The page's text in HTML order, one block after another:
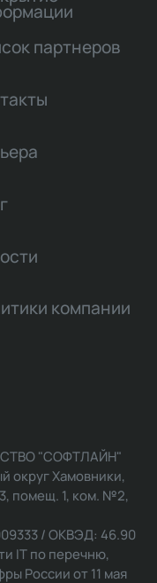
партнеров
компании
"СОФТЛАЙН"
округ Хамовники,
3, помещ. 1, ком. №2,
/ ОКВЭД: 46.90
IT по перечню,
России от 11 мая